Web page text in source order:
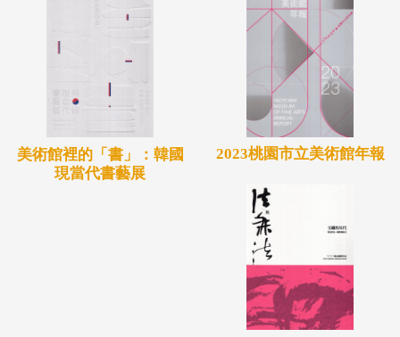
美術館裡的「書」：韓國
現當代書藝展
2023桃園市立美術館年報